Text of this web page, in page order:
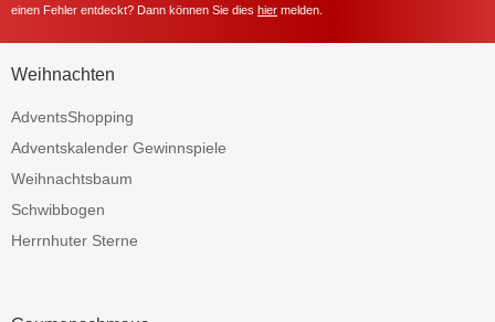
einen Fehler entdeckt? Dann können Sie dies hier melden.
Weihnachten
AdventsShopping
Adventskalender Gewinnspiele
Weihnachtsbaum
Schwibbogen
Herrnhuter Sterne